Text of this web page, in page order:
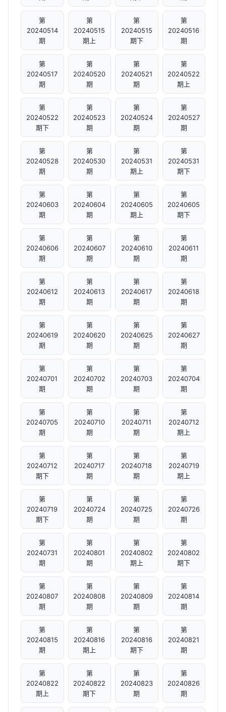
第
20240514
期
第
20240515
期上
第
20240515
期下
第
20240516
期
第
20240517
期
第
20240520
期
第
20240521
期
第
20240522
期上
第
20240522
期下
第
20240523
期
第
20240524
期
第
20240527
期
第
20240528
期
第
20240530
期
第
20240531
期上
第
20240531
期下
第
20240603
期
第
20240604
期
第
20240605
期上
第
20240605
期下
第
20240606
期
第
20240607
期
第
20240610
期
第
20240611
期
第
20240612
期
第
20240613
期
第
20240617
期
第
20240618
期
第
20240619
期
第
20240620
期
第
20240625
期
第
20240627
期
第
20240701
期
第
20240702
期
第
20240703
期
第
20240704
期
第
20240705
期
第
20240710
期
第
20240711
期
第
20240712
期上
第
20240712
期下
第
20240717
期
第
20240718
期
第
20240719
期上
第
20240719
期下
第
20240724
期
第
20240725
期
第
20240726
期
第
20240731
期
第
20240801
期
第
20240802
期上
第
20240802
期下
第
20240807
期
第
20240808
期
第
20240809
期
第
20240814
期
第
20240815
期
第
20240816
期上
第
20240816
期下
第
20240821
期
第
20240822
期上
第
20240822
期下
第
20240823
期
第
20240826
期